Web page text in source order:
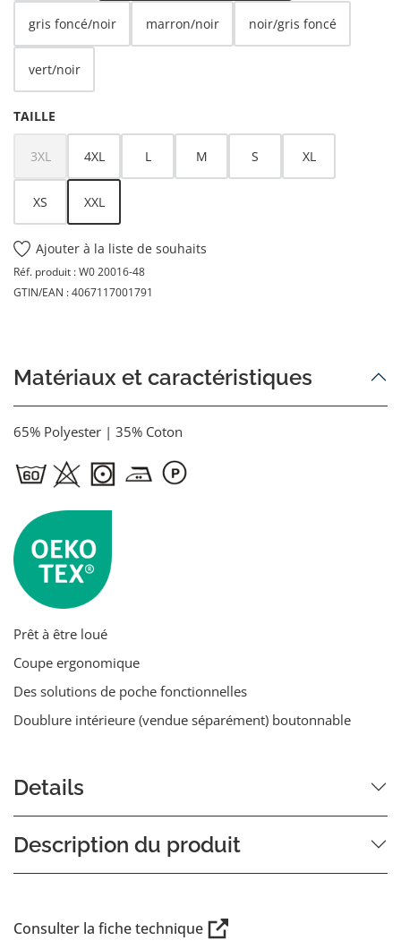
gris foncé/noir marron/noir noir/gris foncé
vert/noir
SÉLECTIONNEZ
TAILLE
3XL
(Cette option n'est pas disponible pour le moment.)
4XL L M S XL
XS XXL
(Cette option n'est pas disponible pour le moment.)
Ajouter à la liste de souhaits
Réf. produit :W0 20016-48
GTIN/EAN :4067117001791
Matériaux et caractéristiques
65% Polyester | 35% Coton
Prêt à être loué
Coupe ergonomique
Des solutions de poche fonctionnelles
Doublure intérieure (vendue séparément) boutonnable
Details
Description du produit
Consulter la fiche technique